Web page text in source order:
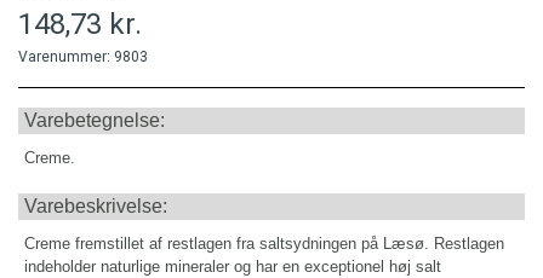
148,73 kr.
Varenummer: 9803
Varebetegnelse:
Creme.
Varebeskrivelse:
Creme fremstillet af restlagen fra saltsydningen på Læsø. Restlagen
indeholder naturlige mineraler og har en exceptionel høj salt